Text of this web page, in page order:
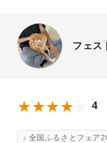
フェス
4
全国ふるさとフェア